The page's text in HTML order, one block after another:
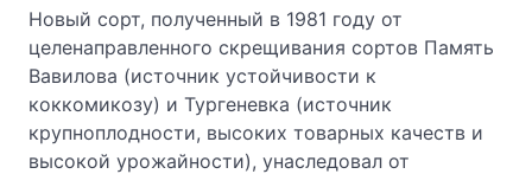
Новый сорт, полученный в 1981 году от
целенаправленного скрещивания сортов Память
Вавилова (источник устойчивости к
коккомикозу) и Тургеневка (источник
крупноплодности, высоких товарных качеств и
высокой урожайности), унаследовал от